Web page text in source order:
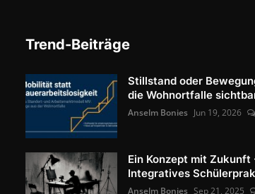
Trend-Beiträge
Stillstand oder
die Wohnortfalle
Anselm Bonies Jun 19, 2026
Ein Konzept mit Zukunft
Integratives
Anselm Bonies Sep 21, 2025